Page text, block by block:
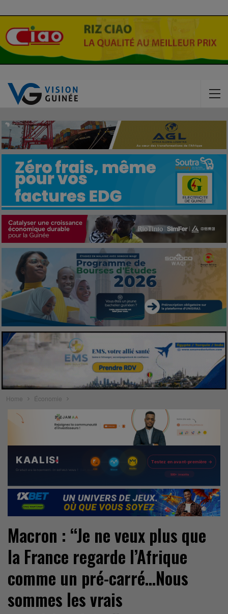
Home Économie
Macron : ‘‘Je ne veux plus que
la France regarde l’Afrique
comme un pré-carré…Nous
sommes les vrais